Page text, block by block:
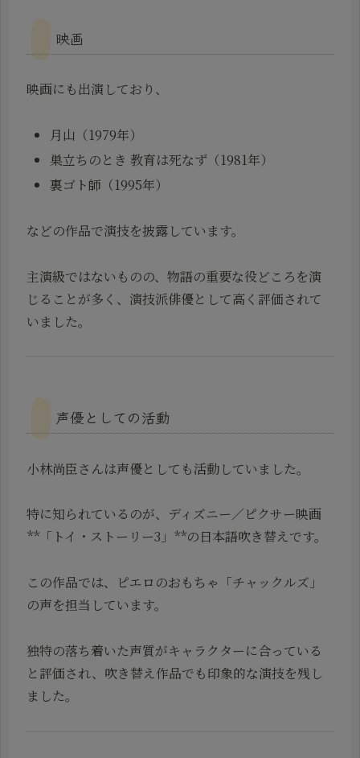
映画
映画にも出演しており、
月山（1979年）
巣立ちのとき 教育は死なず（1981年）
裏ゴト師（1995年）
などの作品で演技を披露しています。
主演級ではないものの、物語の重要な役どころを演
じることが多く、演技派俳優として高く評価されて
いました。
声優としての活動
小林尚臣さんは声優としても活動していました。
特に知られているのが、ディズニー／ピクサー映画
**「トイ・ストーリー3」**の日本語吹き替えです。
この作品では、ピエロのおもちゃ「チャックルズ」
の声を担当しています。
独特の落ち着いた声質がキャラクターに合っている
と評価され、吹き替え作品でも印象的な演技を残し
ました。